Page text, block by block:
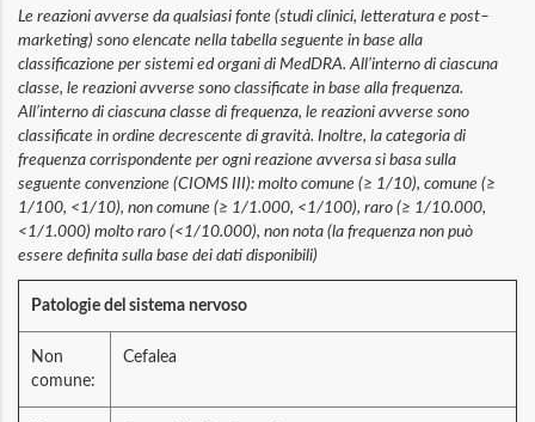
Le reazioni avverse da qualsiasi fonte (studi clinici, letteratura e post–
marketing) sono elencate nella tabella seguente in base alla
classificazione per sistemi ed organi di MedDRA. All’interno di ciascuna
classe, le reazioni avverse sono classificate in base alla frequenza.
All’interno di ciascuna classe di frequenza, le reazioni avverse sono
classificate in ordine decrescente di gravità. Inoltre, la categoria di
frequenza corrispondente per ogni reazione avversa si basa sulla
seguente convenzione (CIOMS III): molto comune (≥ 1/10), comune (≥
1/100, <1/10), non comune (≥ 1/1.000, <1/100), raro (≥ 1/10.000,
<1/1.000) molto raro (<1/10.000), non nota (la frequenza non può
essere definita sulla base dei dati disponibili)
Patologie del sistema nervoso
Non
comune:
Cefalea